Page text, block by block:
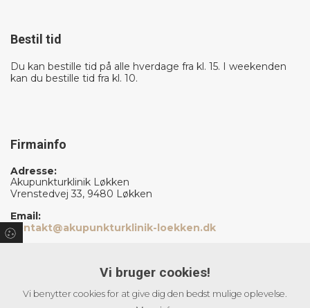
Bestil tid
Du kan bestille tid på alle hverdage fra kl. 15. I weekenden
kan du bestille tid fra kl. 10.
Firmainfo
Adresse:
Akupunkturklinik Løkken
Vrenstedvej 33, 9480 Løkken
Email:
kontakt@akupunkturklinik-loekken.dk
Vi bruger cookies!
Vi benytter cookies for at give dig den bedst mulige oplevelse.